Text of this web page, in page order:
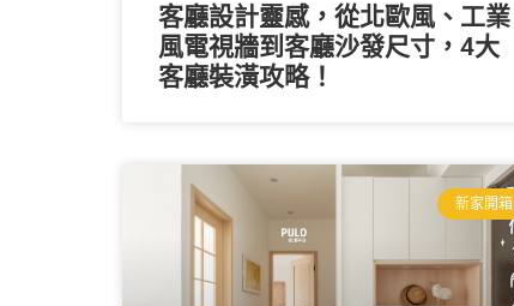
客廳設計靈感，從北歐風、工業
風電視牆到客廳沙發尺寸，4大
客廳裝潢攻略！
新家開箱